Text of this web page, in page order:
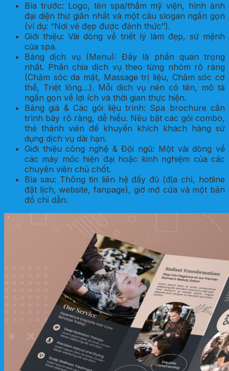
Bìa trước: Logo, tên spa/thẩm mỹ viện, hình ảnh
đại diện thư giãn nhất và một câu slogan ngắn gọn
(ví dụ: “Nơi vẻ đẹp được đánh thức”).
Giới thiệu: Vài dòng về triết lý làm đẹp, sứ mệnh
của spa.
Bảng dịch vụ (Menu): Đây là phần quan trọng
nhất. Phân chia dịch vụ theo từng nhóm rõ ràng
(Chăm sóc da mặt, Massage trị liệu, Chăm sóc cơ
thể, Triệt lông…). Mỗi dịch vụ nên có tên, mô tả
ngắn gọn về lợi ích và thời gian thực hiện.
Bảng giá & Các gói liệu trình: Spa brochure cần
trình bày rõ ràng, dễ hiểu. Nêu bật các gói combo,
thẻ thành viên để khuyến khích khách hàng sử
dụng dịch vụ dài hạn.
Giới thiệu công nghệ & Đội ngũ: Một vài dòng về
các máy móc hiện đại hoặc kinh nghiệm của các
chuyên viên chủ chốt.
Bìa sau: Thông tin liên hệ đầy đủ (địa chỉ, hotline
đặt lịch, website, fanpage), giờ mở cửa và một bản
đồ chỉ dẫn.